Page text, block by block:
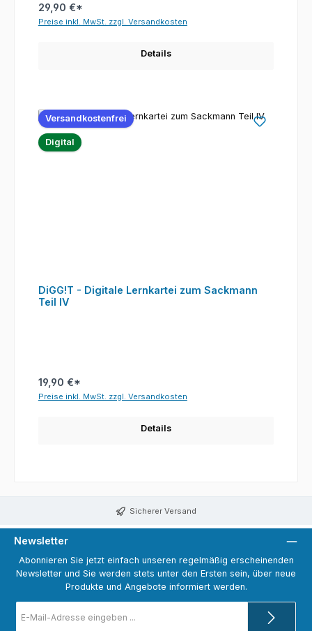
29,90 €*
Preise inkl. MwSt. zzgl. Versandkosten
Details
Versandkostenfrei
Digital
DiGG!T - Digitale Lernkartei zum Sackmann
Teil IV
19,90 €*
Preise inkl. MwSt. zzgl. Versandkosten
Details
Sicherer Versand
Newsletter
Abonnieren Sie jetzt einfach unseren regelmäßig erscheinenden
Newsletter und Sie werden stets unter den Ersten sein, über neue
Produkte und Angebote informiert werden.
Mail-